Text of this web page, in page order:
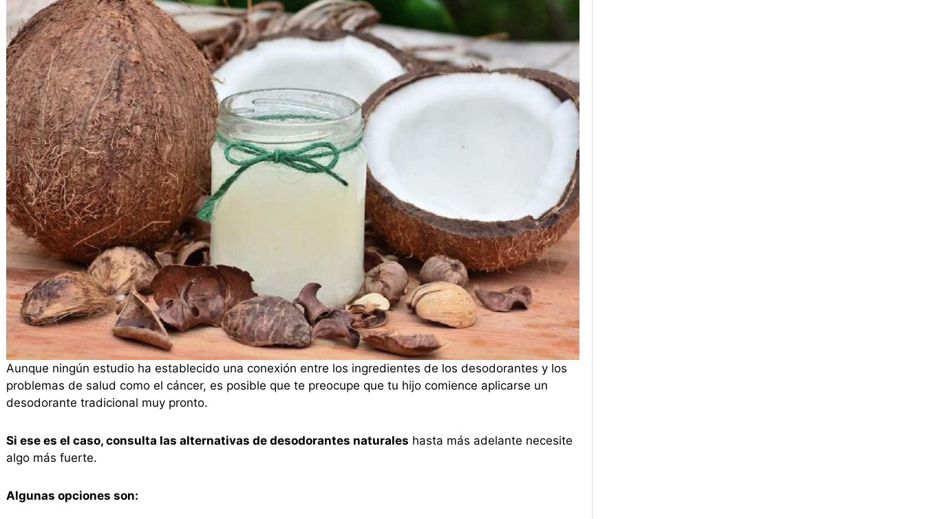
Aunque ningún estudio ha establecido una conexión entre los ingredientes de los desodorantes y los
problemas de salud como el cáncer, es posible que te preocupe que tu hijo comience aplicarse un
desodorante tradicional muy pronto.
Si ese es el caso, consulta las alternativas de desodorantes naturales hasta más adelante necesite
algo más fuerte.
Algunas opciones son: